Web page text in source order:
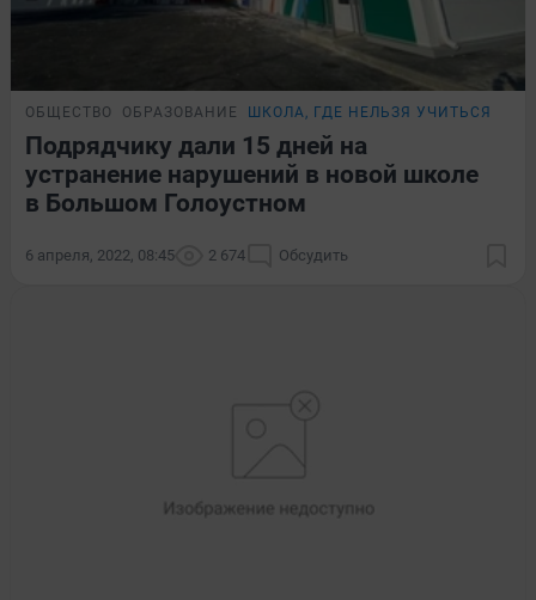
ОБЩЕСТВО ОБРАЗОВАНИЕ ШКОЛА, ГДЕ НЕЛЬЗЯ УЧИТЬСЯ
Подрядчику дали 15 дней на
устранение нарушений в новой школе
в Большом Голоустном
6 апреля, 2022, 08:45 2 674 Обсудить